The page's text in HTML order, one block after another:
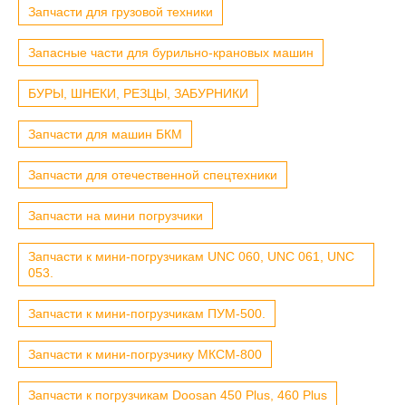
Запчасти для грузовой техники
Запасные части для бурильно-крановых машин
БУРЫ, ШНЕКИ, РЕЗЦЫ, ЗАБУРНИКИ
Запчасти для машин БКМ
Запчасти для отечественной спецтехники
Запчасти на мини погрузчики
Запчасти к мини-погрузчикам UNC 060, UNC 061, UNC
053.
Запчасти к мини-погрузчикам ПУМ-500.
Запчасти к мини-погрузчику МКСМ-800
Запчасти к погрузчикам Doosan 450 Plus, 460 Plus